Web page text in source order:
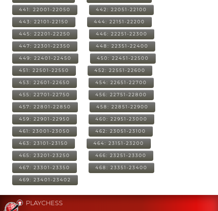
441: 22001-22050 442: 22051-22100
443: 22101-22150 444: 22151-22200
445: 22201-22250 446: 22251-22300
447: 22301-22350 448: 22351-22400
449: 22401-22450 450: 22451-22500
451: 22501-22550 452: 22551-22600
453: 22601-22650 454: 22651-22700
455: 22701-22750 456: 22751-22800
457: 22801-22850 458: 22851-22900
459: 22901-22950 460: 22951-23000
461: 23001-23050 462: 23051-23100
463: 23101-23150 464: 23151-23200
465: 23201-23250 466: 23251-23300
467: 23301-23350 468: 23351-23400
469: 23401-23402
PLAYCHESS